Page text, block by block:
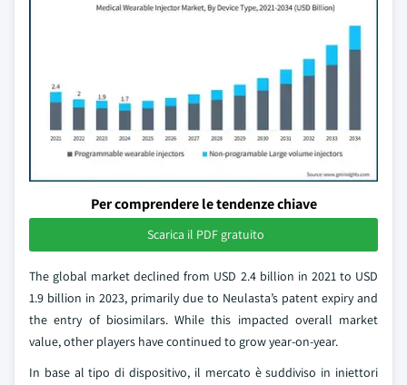
Per comprendere le tendenze chiave
Scarica il PDF gratuito
The global market declined from USD 2.4 billion in 2021 to USD
1.9 billion in 2023, primarily due to Neulasta’s patent expiry and
the entry of biosimilars. While this impacted overall market
value, other players have continued to grow year-on-year.
In base al tipo di dispositivo, il mercato è suddiviso in iniettori